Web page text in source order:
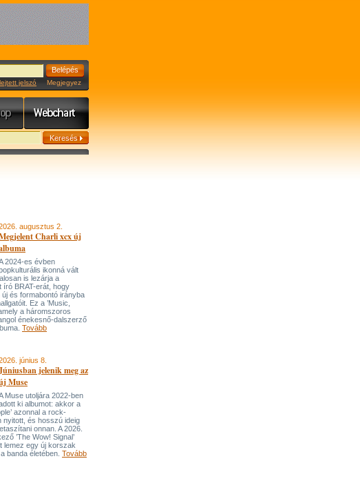
jelszó Megjegyez
augusztus 2.
Charli xcx új
2024-es évben
ikonná vált
is lezárja a
író BRAT-erát, hogy
és formabontó irányba
Ez a ’Music,
a háromszoros
énekesnő-dalszerző
Tovább
június 8.
jelenik meg az
Muse
Muse utoljára 2022-ben
ki albumot: akkor a
azonnal a rock-
nyitott, és hosszú ideig
onnan. A 2026.
’The Wow! Signal’
lemez egy új korszak
banda életében. Tovább